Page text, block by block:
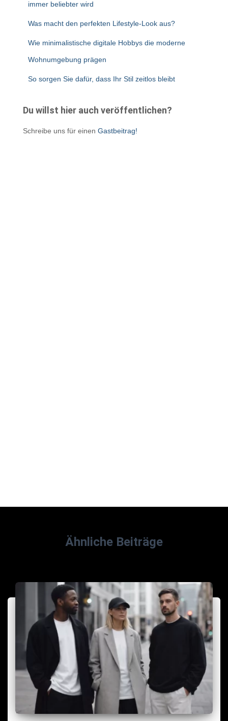
immer beliebter wird
Was macht den perfekten Lifestyle-Look aus?
Wie minimalistische digitale Hobbys die moderne
Wohnumgebung prägen
So sorgen Sie dafür, dass Ihr Stil zeitlos bleibt
Du willst hier auch veröffentlichen?
Schreibe uns für einen Gastbeitrag!
Ähnliche Beiträge